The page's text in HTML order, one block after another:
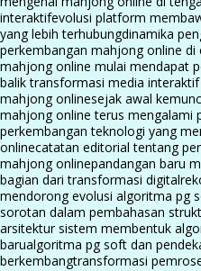
interaktifevolusi platform
yang lebih terhubungdinamika
perkembangan mahjong online di
mahjong online mulai mendapat
balik transformasi media
mahjong onlinesejak awal
mahjong online terus mengalami
perkembangan teknologi yang
onlinecatatan editorial tentang
mahjong onlinepandangan baru
bagian dari transformasi digital
mendorong evolusi algoritma pg
sorotan dalam pembahasan
arsitektur sistem membentuk
barualgoritma pg soft dan
berkembangtransformasi